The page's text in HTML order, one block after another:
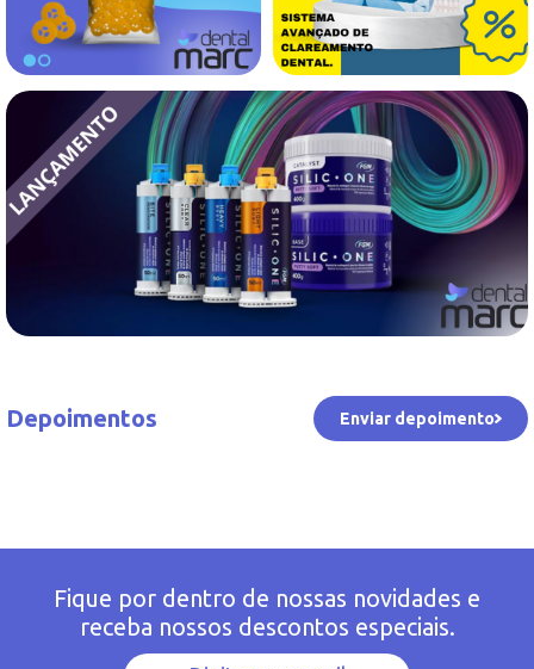
Depoimentos Enviar depoimento
Fique por dentro de nossas novidades e
receba nossos descontos especiais.